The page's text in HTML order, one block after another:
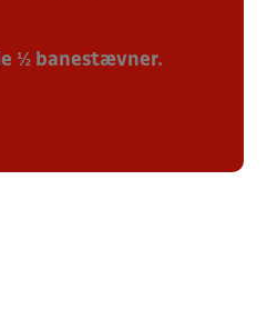
½ banestævner.